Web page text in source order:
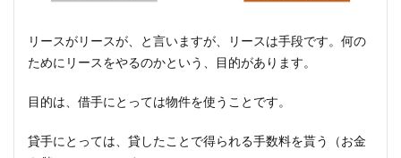
リースがリースが、と言いますが、リースは手段です。何の
ためにリースをやるのかという、目的があります。
目的は、借手にとっては物件を使うことです。
貸手にとっては、貸したことで得られる手数料を貰う（お金